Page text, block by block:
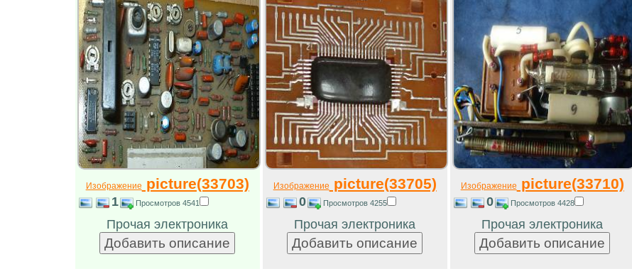
Изображение picture(33703)
1 Просмотров 4541
Прочая электроника
Изображение picture(33705)
0 Просмотров 4255
Прочая электроника
Изображение picture(33710)
0 Просмотров 4428
Прочая электроника